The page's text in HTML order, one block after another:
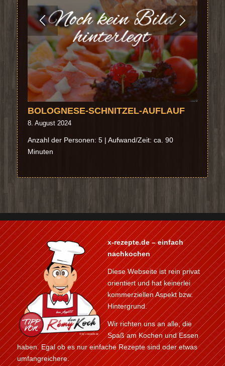
NUDEL-SPINAT-AUFLAUF
6. August 2024
Anzahl der Personen: 5 | Aufwand/Zeit: ca. 60
Minuten
x-rezepte.de – einfach
nachkochen
Diese Webseite ist rein privat
orientiert und hat keinerlei
kommerziellen Aspekt bzw.
Hintergrund.
Wir richten uns an alle, die
Spaß am Kochen und Essen
haben. Egal ob es nur einfache Rezepte sind oder etwas
umfangreichere.